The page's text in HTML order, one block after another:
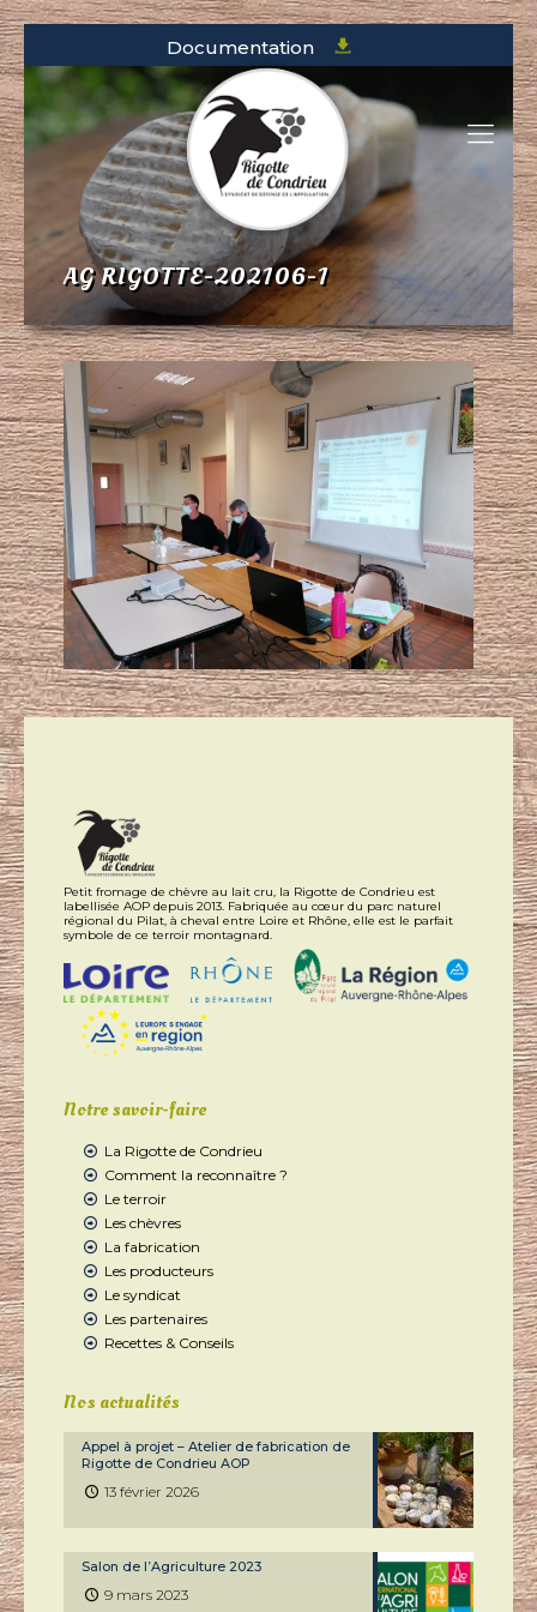
Documentation
AG RIGOTTE-202106-1
Petit fromage de chèvre au lait cru, la Rigotte de Condrieu est
labellisée AOP depuis 2013. Fabriquée au cœur du parc naturel
régional du Pilat, à cheval entre Loire et Rhône, elle est le parfait
symbole de ce terroir montagnard.
Notre savoir-faire
La Rigotte de Condrieu
Comment la reconnaître ?
Le terroir
Les chèvres
La fabrication
Les producteurs
Le syndicat
Les partenaires
Recettes & Conseils
Nos actualités
Appel à projet – Atelier de fabrication de
Rigotte de Condrieu AOP
13 février 2026
Salon de l’Agriculture 2023
9 mars 2023